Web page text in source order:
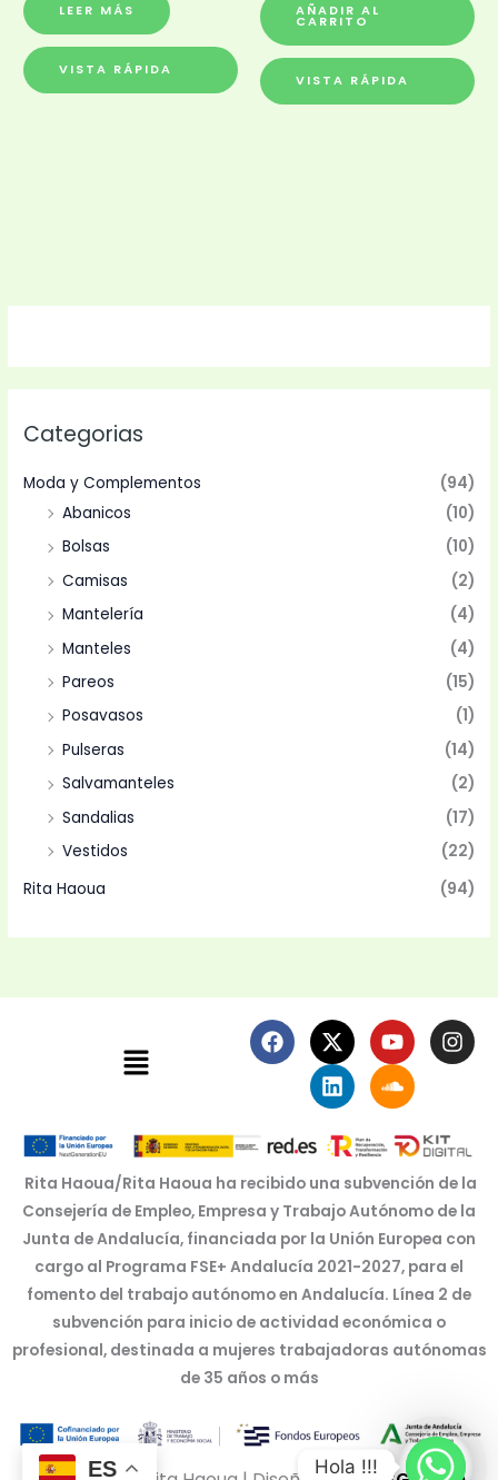
Categorias
Moda y Complementos
(94)
Abanicos
(10)
Bolsas
(10)
Camisas
(2)
Mantelería
(4)
Manteles
(4)
Pareos
(15)
Posavasos
(1)
Pulseras
(14)
Salvamanteles
(2)
Sandalias
(17)
Vestidos
(22)
Rita Haoua
(94)
LEER MÁS
VISTA RÁPIDA
AÑADIR AL
CARRITO
VISTA RÁPIDA
Menú
F
a
c
o
o
k
X
-
t
w
i
t
t
e
r
Y
o
u
t
u
b
e
I
n
s
g
r
a
m
L
i
n
k
e
d
i
n
S
o
u
n
d
c
o
u
d
Rita Haoua/Rita Haoua ha recibido una subvención de la
Consejería de Empleo, Empresa y Trabajo Autónomo de la
Junta de Andalucía, financiada por la Unión Europea con
cargo al Programa FSE+ Andalucía 2021-2027, para el
fomento del trabajo autónomo en Andalucía. Línea 2 de
subvención para inicio de actividad económica o
profesional, destinada a mujeres trabajadoras autónomas
de 35 años o más
ES Hola !!!